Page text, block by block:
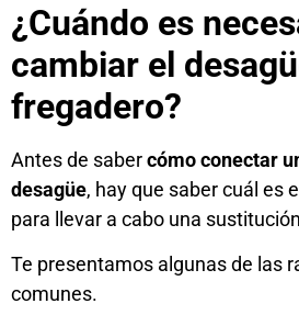
¿Cuándo es
cambiar el
fregadero?
Antes de sabercómo conectar
desagüe, hay que saber cuál es
para llevar a cabo una
Te presentamos algunas de las
comunes.